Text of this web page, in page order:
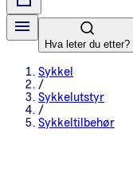
Hva leter du etter?
Sykkel
/
Sykkelutstyr
/
Sykkeltilbehør